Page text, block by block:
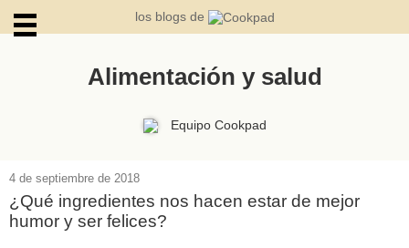
los blogs de
Alimentación y salud
Equipo Cookpad
4 de septiembre de 2018
¿Qué ingredientes nos hacen estar de mejor
humor y ser felices?